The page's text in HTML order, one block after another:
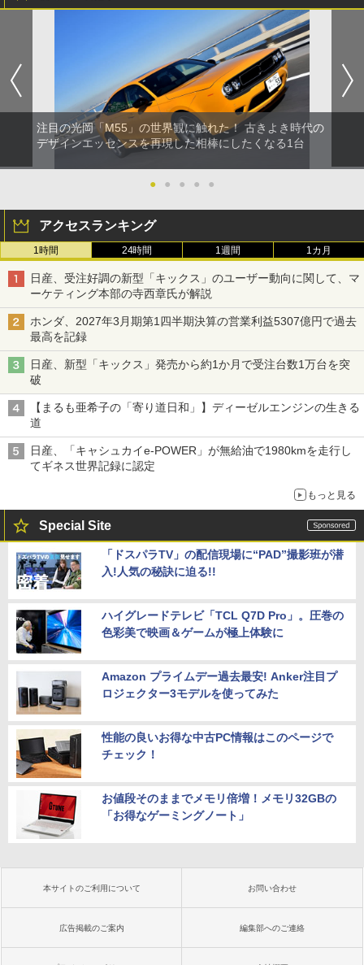
注目の光岡「M55」の世界観に触れた！ 古きよき時代の
デザインエッセンスを再現した相棒にしたくなる1台
● ● ● ● ●
アクセスランキング
1時間 24時間 1週間 1カ月
日産、受注好調の新型「キックス」のユーザー動向に関して、マ
ーケティング本部の寺西章氏が解説
ホンダ、2027年3月期第1四半期決算の営業利益5307億円で過去
最高を記録
日産、新型「キックス」発売から約1か月で受注台数1万台を突
破
【まるも亜希子の「寄り道日和」】ディーゼルエンジンの生きる
道
日産、「キャシュカイe-POWER」が無給油で1980kmを走行し
てギネス世界記録に認定
もっと見る
Special Site
「ドスパラTV」の配信現場に“PAD”撮影班が潜
入!人気の秘訣に迫る!!
ハイグレードテレビ「TCL Q7D Pro」。圧巻の
色彩美で映画＆ゲームが極上体験に
Amazon プライムデー過去最安! Anker注目プ
ロジェクター3モデルを使ってみた
性能の良いお得な中古PC情報はこのページで
チェック！
お値段そのままでメモリ倍増！メモリ32GBの
「お得なゲーミングノート」
本サイトのご利用について お問い合わせ
広告掲載のご案内 編集部へのご連絡